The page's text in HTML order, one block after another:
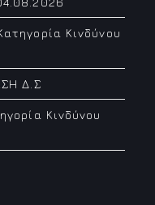
Κινδύνου
Δ.Σ
Κινδύνου